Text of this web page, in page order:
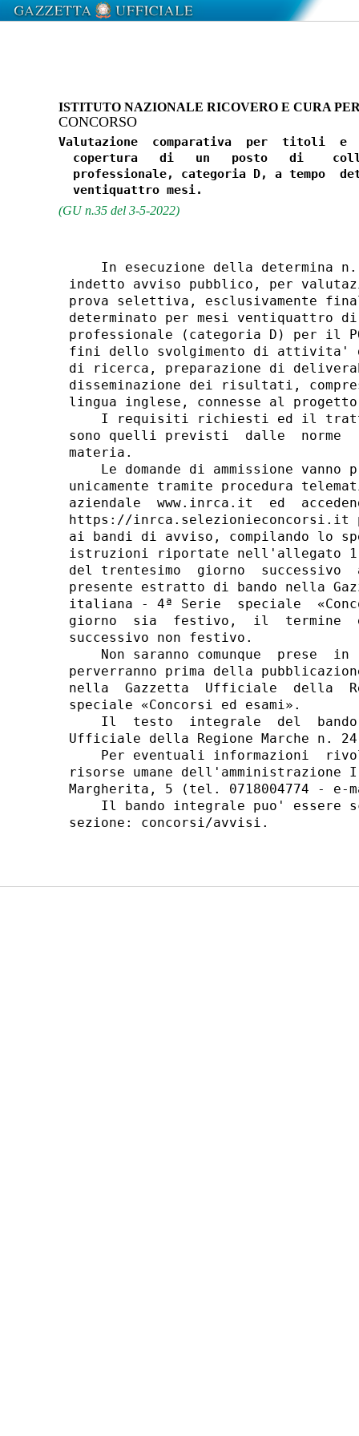
ISTITUTO NAZIONALE RICOVERO E CURA
CONCORSO
Valutazione  comparativa  per  titoli
copertura   di   un   posto   di
professionale, categoria D, a tempo
(GU n.35 del 3-5-2022)
In esecuzione della determina
indetto avviso pubblico, per
prova selettiva, esclusivamente
determinato per mesi ventiquattro
professionale (categoria D) per il
fini dello svolgimento di attivita'
di ricerca, preparazione di
disseminazione dei risultati,
lingua inglese, connesse al
I requisiti richiesti ed il
sono quelli previsti  dalle  norme
materia.
Le domande di ammissione vanno
unicamente tramite procedura
aziendale  www.inrca.it  ed
https://inrca.selezionieconcorsi.it
ai bandi di avviso, compilando lo
istruzioni riportate nell'allegato
del trentesimo  giorno
presente estratto di bando nella
italiana - 4ª Serie  speciale
giorno  sia  festivo,  il  termine
successivo non festivo.
Non saranno comunque  prese  in
perverranno prima della
nella  Gazzetta  Ufficiale  della
speciale «Concorsi ed esami».
Il  testo  integrale  del
Ufficiale della Regione Marche n.
Per eventuali informazioni
risorse umane
Margherita, 5 (tel. 0718004774 -
Il bando integrale puo' essere
sezione: concorsi/avvisi.